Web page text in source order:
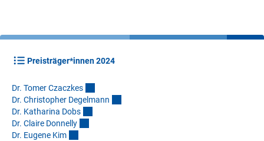
Preisträger*innen 2024
Dr. Tomer Czaczkes
Dr. Christopher Degelmann
Dr. Katharina Dobs
Dr. Claire Donnell y
Dr. Eugene Kim